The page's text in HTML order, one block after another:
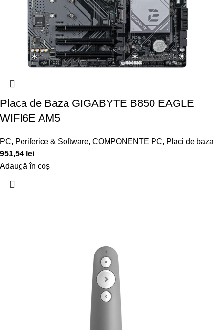
Placa de Baza GIGABYTE B850 EAGLE
WIFI6E AM5
PC, Periferice & Software, COMPONENTE PC, Placi de baza
951,54 lei
Adaugă în coș